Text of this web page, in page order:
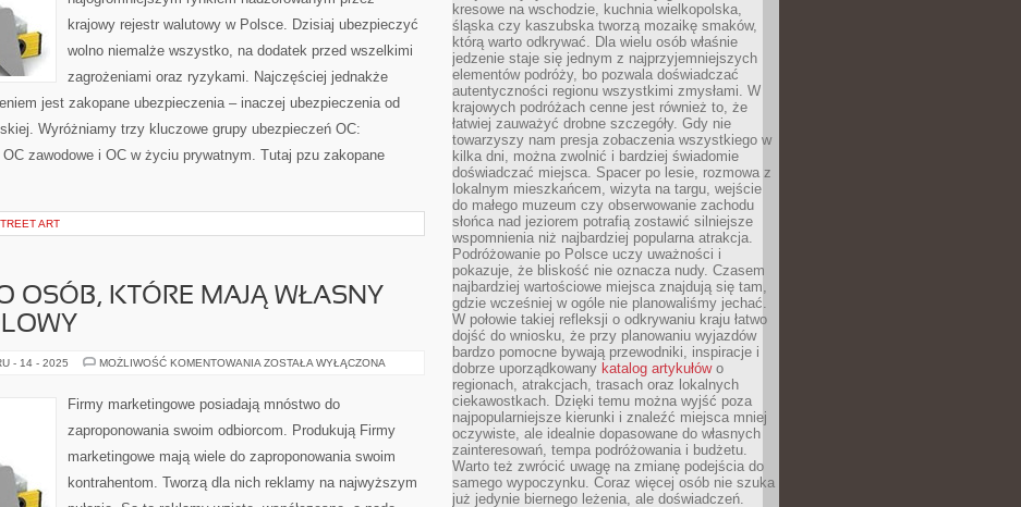
krajowy rejestr walutowy w Polsce. Dzisiaj ubezpieczyć
wolno niemalże wszystko, na dodatek przed wszelkimi
zagrożeniami oraz ryzykami. Najczęściej jednakże
jest zakopane ubezpieczenia – inaczej ubezpieczenia od
Wyróżniamy trzy kluczowe grupy ubezpieczeń OC:
zawodowe i OC w życiu prywatnym. Tutaj pzu zakopane
ART
OSÓB, KTÓRE MAJĄ WŁASNY
- 14 - 2025 MOŻLIWOŚĆ KOMENTOWANIA BARDZO
KTÓRE
MAJĄ
OBIEKT
ZOSTAŁA WYŁĄCZONA
Firmy marketingowe posiadają mnóstwo do
zaproponowania swoim odbiorcom. Produkują Firmy
marketingowe mają wiele do zaproponowania swoim
kontrahentom. Tworzą dla nich reklamy na najwyższym
kresowe na wschodzie, kuchnia wielkopolska,
śląska czy kaszubska tworzą mozaikę smaków,
którą warto odkrywać. Dla wielu osób właśnie
jedzenie staje się jednym z najprzyjemniejszych
elementów podróży, bo pozwala doświadczać
autentyczności regionu wszystkimi zmysłami. W
krajowych podróżach cenne jest również to, że
łatwiej zauważyć drobne szczegóły. Gdy nie
towarzyszy nam presja zobaczenia wszystkiego w
kilka dni, można zwolnić i bardziej świadomie
doświadczać miejsca. Spacer po lesie, rozmowa z
lokalnym mieszkańcem, wizyta na targu, wejście
do małego muzeum czy obserwowanie zachodu
słońca nad jeziorem potrafią zostawić silniejsze
wspomnienia niż najbardziej popularna atrakcja.
Podróżowanie po Polsce uczy uważności i
pokazuje, że bliskość nie oznacza nudy. Czasem
najbardziej wartościowe miejsca znajdują się tam,
gdzie wcześniej w ogóle nie planowaliśmy jechać.
W połowie takiej refleksji o odkrywaniu kraju łatwo
dojść do wniosku, że przy planowaniu wyjazdów
bardzo pomocne bywają przewodniki, inspiracje i
dobrze uporządkowany katalog artykułówo
regionach, atrakcjach, trasach oraz lokalnych
ciekawostkach. Dzięki temu można wyjść poza
najpopularniejsze kierunki i znaleźć miejsca mniej
oczywiste, ale idealnie dopasowane do własnych
zainteresowań, tempa podróżowania i budżetu.
Warto też zwrócić uwagę na zmianę podejścia do
samego wypoczynku. Coraz więcej osób nie szuka
już jedynie biernego leżenia, ale doświadczeń.